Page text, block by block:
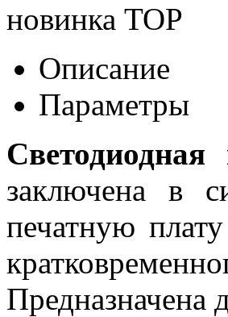
новинка TOP
Описание
Параметры
заключена в
печатную
Предназначена